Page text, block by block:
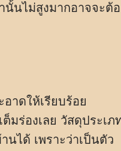
นั้นไม่สูงมากอาจจะต้
าดให้เรียบร้อย
มร่องเลย วัสดุประเภ
ได้ เพราะว่าเป็นตัว